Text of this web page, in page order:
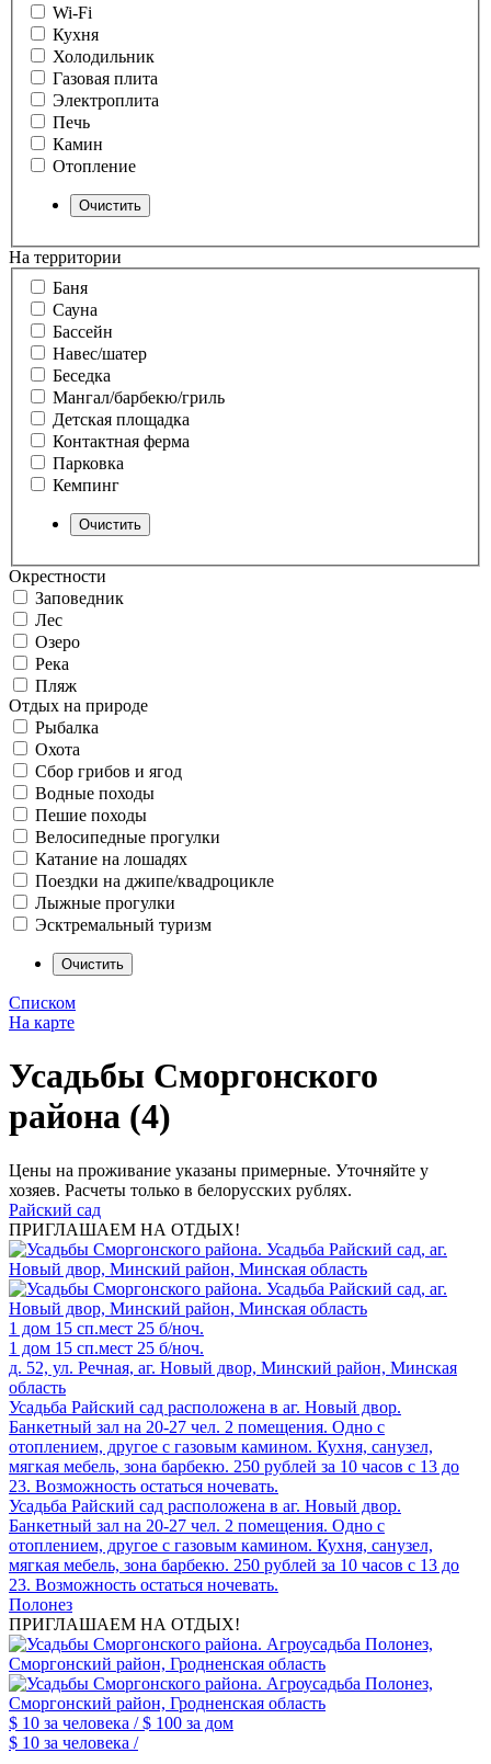
Wi-Fi
Кухня
Холодильник
Газовая плита
Электроплита
Печь
Камин
Отопление
На территории
Баня
Сауна
Бассейн
Навес/шатер
Беседка
Мангал/барбекю/гриль
Детская площадка
Контактная ферма
Парковка
Кемпинг
Окрестности
Заповедник
Лес
Озеро
Река
Пляж
Отдых на природе
Рыбалка
Охота
Сбор грибов и ягод
Водные походы
Пешие походы
Велосипедные прогулки
Катание на лошадях
Поездки на джипе/квадроцикле
Лыжные прогулки
Эсктремальный туризм
Списком
На карте
Усадьбы Сморгонского
района (4)
Цены на проживание указаны примерные. Уточняйте у
хозяев. Расчеты только в белорусских рублях.
Райский сад
ПРИГЛАШАЕМ НА ОТДЫХ!
1 дом 15 сп.мест 25 б/ноч.
1 дом 15 сп.мест 25 б/ноч.
д. 52, ул. Речная, аг. Новый двор, Минский район, Минская
область
Усадьба Райский сад расположена в аг. Новый двор.
Банкетный зал на 20-27 чел. 2 помещения. Одно с
отоплением, другое с газовым камином. Кухня, санузел,
мягкая мебель, зона барбекю. 250 рублей за 10 часов с 13 до
23. Возможность остаться ночевать.
Усадьба Райский сад расположена в аг. Новый двор.
Банкетный зал на 20-27 чел. 2 помещения. Одно с
отоплением, другое с газовым камином. Кухня, санузел,
мягкая мебель, зона барбекю. 250 рублей за 10 часов с 13 до
23. Возможность остаться ночевать.
Полонез
ПРИГЛАШАЕМ НА ОТДЫХ!
$ 10 за человека /$ 100 за дом
$ 10 за человека /